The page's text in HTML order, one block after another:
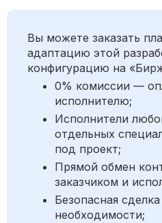
Вы можете заказать
адаптацию этой
конфигурацию на
0% комиссии —
исполнителю;
Исполнители
отдельных
под проект;
Прямой обмен
заказчиком и
Безопасная
необходимости;